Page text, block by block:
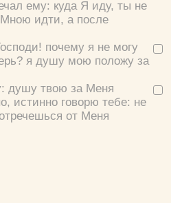
ему: куда Я иду, ты не
идти, а после
почему я не могу
я душу мою положу за
душу твою за Меня
истинно говорю тебе: не
от Меня